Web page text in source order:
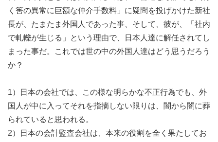
く筈の異常に巨額な仲介手数料」に疑問を投げかけた新社
長が、たまたま外国人であった事、そして、彼が、「社内
で軋轢が生じる」という理由で、日本人達に解任されてし
まった事だ。これでは世の中の外国人達はどう思うだろう
か？
1）日本の会社では、この様な明らかな不正行為でも、外
国人が中に入ってそれを指摘しない限りは、闇から闇に葬
られていると思われる。
2）日本の会計監査会社は、本来の役割を全く果たしてお